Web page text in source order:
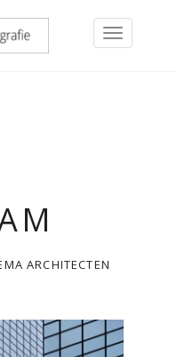
ARCHITECTEN